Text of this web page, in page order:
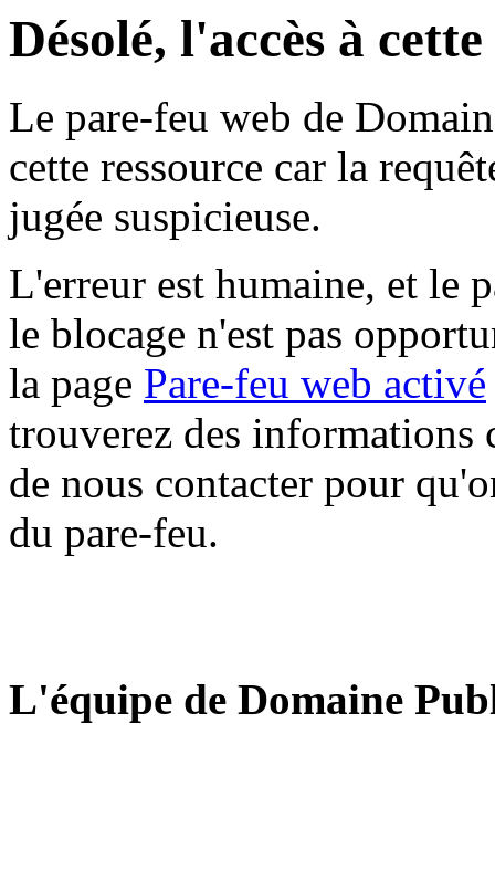
Désolé, l'accès à
Le pare-feu web de
cette ressource car la
jugée suspicieuse.
L'erreur est humaine, et le
le blocage n'est pas
la page Pare-feu web activé
trouverez des informations
de nous contacter pour
du pare-feu.
L'équipe de Domaine